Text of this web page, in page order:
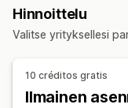
Tekoälygenerointi
Hinnoittelu
Valitse yrityksellesi
10 créditos gratis
Ilmainen